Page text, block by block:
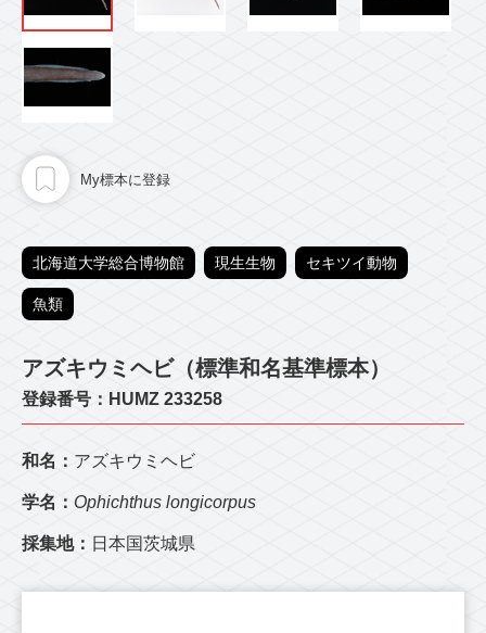
My標本に登録
北海道大学総合博物館 現生生物 セキツイ動物
魚類
アズキウミヘビ（標準和名基準標本）
登録番号：HUMZ 233258
和名： アズキウミヘビ
学名： Ophichthus longicorpus
採集地： 日本国茨城県